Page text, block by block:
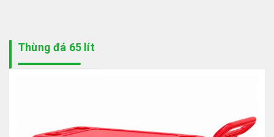
Thùng đá 65 lít